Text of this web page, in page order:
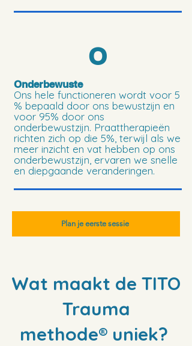
O
Onderbewuste
Ons hele functioneren wordt voor 5
% bepaald door ons bewustzijn en
voor 95% door ons
onderbewustzijn. Praattherapieën
richten zich op die 5%, terwijl als we
meer inzicht en vat hebben op ons
onderbewustzijn, ervaren we snelle
en diepgaande veranderingen.
Plan je eerste sessie
Wat maakt de TITO
Trauma
methode® uniek?